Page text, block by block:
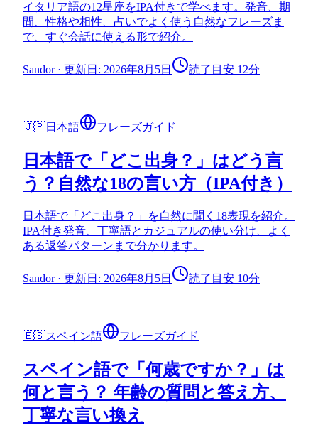
イタリア語の12星座をIPA付きで学べます。発音、期
間、性格や相性、占いでよく使う自然なフレーズま
で、すぐ会話に使える形で紹介。
Sandor· 更新日: 2026年8月5日 読了目安 12分
🇯🇵日本語 フレーズガイド
日本語で「どこ出身？」はどう言
う？自然な18の言い方（IPA付き）
日本語で「どこ出身？」を自然に聞く18表現を紹介。
IPA付き発音、丁寧語とカジュアルの使い分け、よく
ある返答パターンまで分かります。
Sandor· 更新日: 2026年8月5日 読了目安 10分
🇪🇸スペイン語 フレーズガイド
スペイン語で「何歳ですか？」は
何と言う？ 年齢の質問と答え方、
丁寧な言い換え